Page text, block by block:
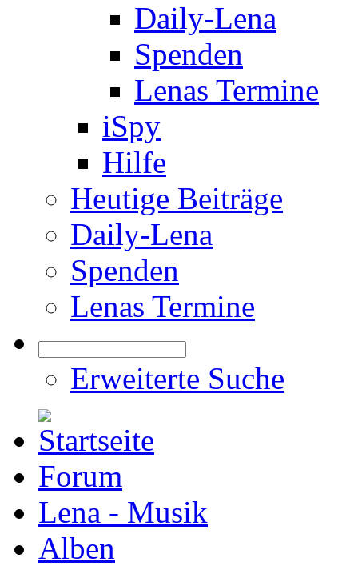
Daily-Lena
Spenden
Lenas Termine
iSpy
Hilfe
Heutige Beiträge
Daily-Lena
Spenden
Lenas Termine
Erweiterte Suche
Forum
Lena - Musik
Alben